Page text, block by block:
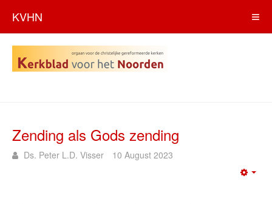
KVHN
Zending als Gods zending
Ds. Peter L.D. Visser 10 August 2023